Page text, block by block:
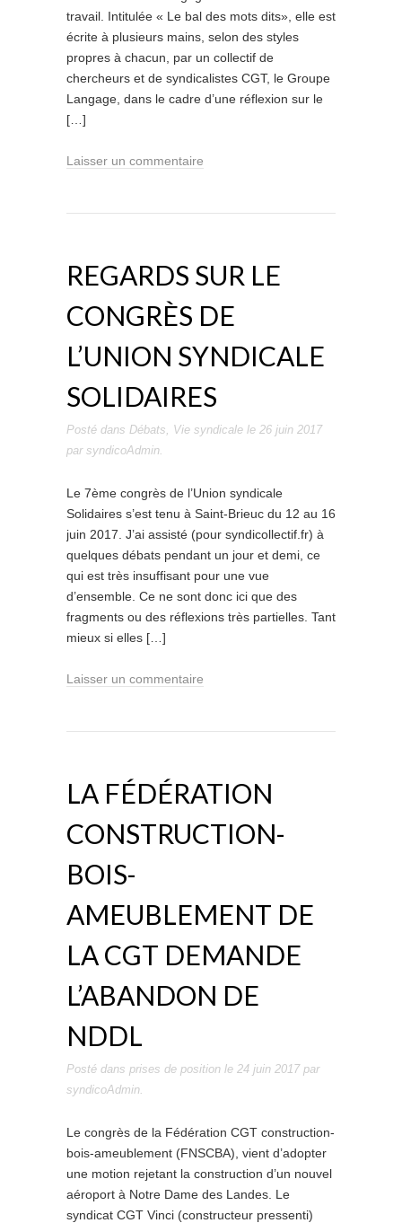
travail. Intitulée « Le bal des mots dits», elle est
écrite à plusieurs mains, selon des styles
propres à chacun, par un collectif de
chercheurs et de syndicalistes CGT, le Groupe
Langage, dans le cadre d’une réflexion sur le
[…]
Laisser un commentaire
REGARDS SUR LE
CONGRÈS DE
L’UNION SYNDICALE
SOLIDAIRES
Posté dans Débats, Vie syndicale le 26 juin 2017
par syndicoAdmin.
Le 7ème congrès de l’Union syndicale
Solidaires s’est tenu à Saint-Brieuc du 12 au 16
juin 2017. J’ai assisté (pour syndicollectif.fr) à
quelques débats pendant un jour et demi, ce
qui est très insuffisant pour une vue
d’ensemble. Ce ne sont donc ici que des
fragments ou des réflexions très partielles. Tant
mieux si elles […]
Laisser un commentaire
LA FÉDÉRATION
CONSTRUCTION-
BOIS-
AMEUBLEMENT DE
LA CGT DEMANDE
L’ABANDON DE
NDDL
Posté dans prises de position le 24 juin 2017par
syndicoAdmin.
Le congrès de la Fédération CGT construction-
bois-ameublement (FNSCBA), vient d’adopter
une motion rejetant la construction d’un nouvel
aéroport à Notre Dame des Landes. Le
syndicat CGT Vinci (constructeur pressenti)